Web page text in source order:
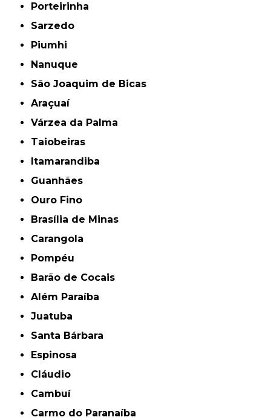
Porteirinha
Sarzedo
Piumhi
Nanuque
São Joaquim de Bicas
Araçuaí
Várzea da Palma
Taiobeiras
Itamarandiba
Guanhães
Ouro Fino
Brasília de Minas
Carangola
Pompéu
Barão de Cocais
Além Paraíba
Juatuba
Santa Bárbara
Espinosa
Cláudio
Cambuí
Carmo do Paranaíba